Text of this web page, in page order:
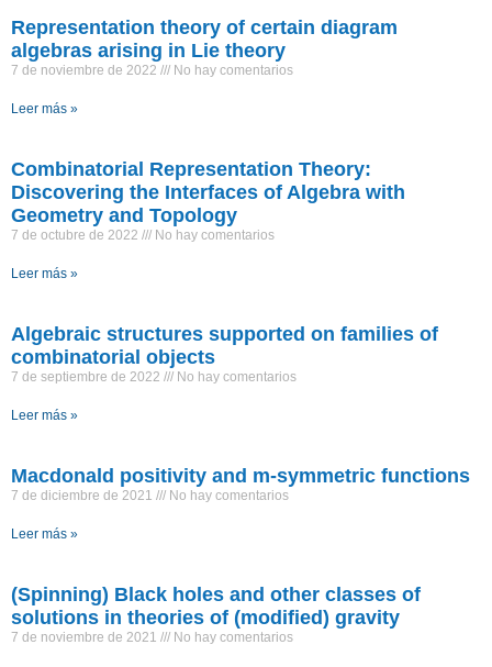
Representation theory of certain diagram
algebras arising in Lie theory
7 de noviembre de 2022 No hay comentarios
Leer más »
Combinatorial Representation Theory:
Discovering the Interfaces of Algebra with
Geometry and Topology
7 de octubre de 2022 No hay comentarios
Leer más »
Algebraic structures supported on families of
combinatorial objects
7 de septiembre de 2022 No hay comentarios
Leer más »
Macdonald positivity and m-symmetric functions
7 de diciembre de 2021 No hay comentarios
Leer más »
(Spinning) Black holes and other classes of
solutions in theories of (modified) gravity
7 de noviembre de 2021 No hay comentarios